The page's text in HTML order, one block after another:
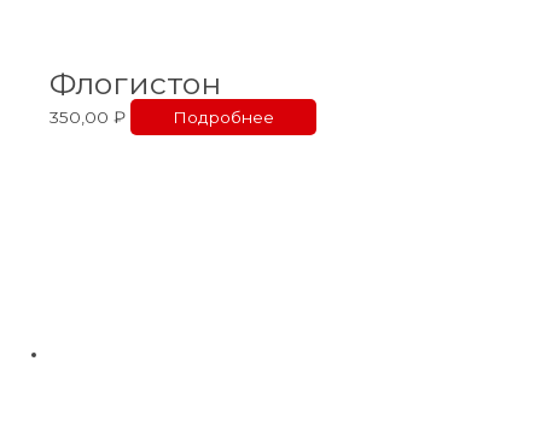
Флогистон
350,00₽ Подробнее